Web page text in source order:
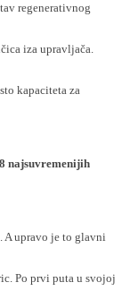
regenerativnog
iza upravljača.
kapaciteta za
najsuvremenijih
A upravo je to glavni
Po prvi puta u svojoj